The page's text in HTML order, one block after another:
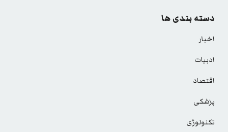
دسته بندی ها
اخبار
ادبیات
اقتصاد
پزشکی
تکنولوژی